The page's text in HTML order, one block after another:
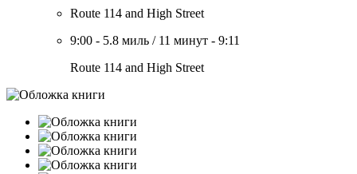
Route 114 and High Street
9:00 - 5.8 миль / 11 минут - 9:11
Route 114 and High Street